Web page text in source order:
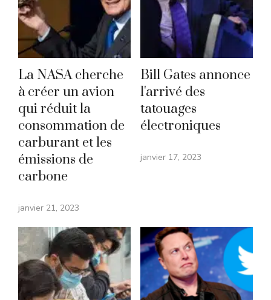
La NASA cherche
à créer un avion
qui réduit la
consommation de
carburant et les
émissions de
carbone
janvier 21, 2023
Bill Gates annonce
l'arrivé des
tatouages
électroniques
janvier 17, 2023